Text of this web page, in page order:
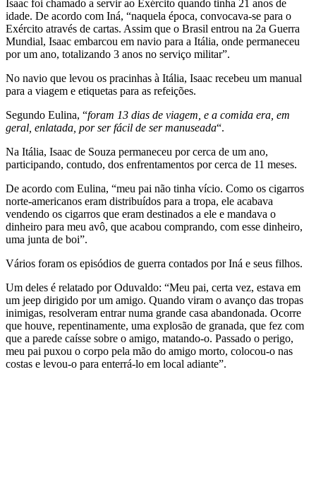
Isaac foi chamado a servir ao Exército quando tinha 21 anos de
idade. De acordo com Iná, “naquela época, convocava-se para o
Exército através de cartas. Assim que o Brasil entrou na 2a Guerra
Mundial, Isaac embarcou em navio para a Itália, onde permaneceu
por um ano, totalizando 3 anos no serviço militar”.
No navio que levou os pracinhas à Itália, Isaac recebeu um manual
para a viagem e etiquetas para as refeições.
Segundo Eulina, “foram 13 dias de viagem, e a comida era, em
geral, enlatada, por ser fácil de ser manuseada“.
Na Itália, Isaac de Souza permaneceu por cerca de um ano,
participando, contudo, dos enfrentamentos por cerca de 11 meses.
De acordo com Eulina, “meu pai não tinha vício. Como os cigarros
norte-americanos eram distribuídos para a tropa, ele acabava
vendendo os cigarros que eram destinados a ele e mandava o
dinheiro para meu avô, que acabou comprando, com esse dinheiro,
uma junta de boi”.
Vários foram os episódios de guerra contados por Iná e seus filhos.
Um deles é relatado por Oduvaldo: “Meu pai, certa vez, estava em
um jeep dirigido por um amigo. Quando viram o avanço das tropas
inimigas, resolveram entrar numa grande casa abandonada. Ocorre
que houve, repentinamente, uma explosão de granada, que fez com
que a parede caísse sobre o amigo, matando-o. Passado o perigo,
meu pai puxou o corpo pela mão do amigo morto, colocou-o nas
costas e levou-o para enterrá-lo em local adiante”.